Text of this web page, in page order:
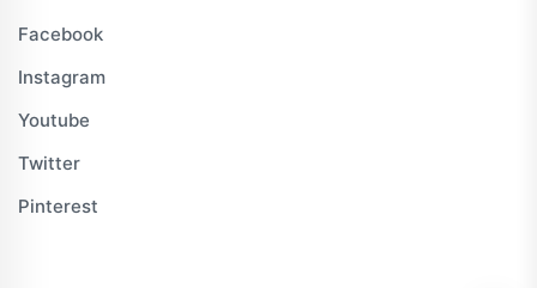
Facebook
Instagram
Youtube
Twitter
Pinterest